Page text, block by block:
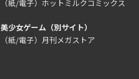
（紙/電子）ホットミルクコミックス
美少女ゲーム（別サイト）
（紙/電子）月刊メガストア